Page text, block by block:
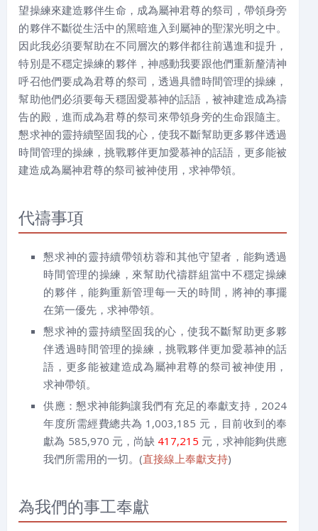
望操練來建造夥伴生命，成為屬神君尊的祭司，帶領身旁
的夥伴不斷從生活中的黑暗進入到屬神的聖潔光明之中。
因此我必須要幫助在不同層次的夥伴都往前邁進和提升，
特別是不穩定操練的夥伴，神感動我要跟他們重新釐清神
呼召他們要成為君尊的祭司，透過具體時間管理的操練，
幫助他們必須要每天穩固愛慕神的話語，被神建造成為禱
告的殿，進而成為君尊的祭司來帶領身旁的生命跟隨主。
懇求神的靈持續堅固我的心，使我不斷幫助更多夥伴透過
時間管理的操練，挑戰夥伴更加愛慕神的話語，更多能被
建造成為屬神君尊的祭司被神使用，求神帶領。
代禱事項
懇求神的靈持續帶領枋蓉和其他守望者，能夠透過
時間管理的操練，來幫助代禱群組當中不穩定操練
的夥伴，能夠重新管理每一天的時間，將神的事擺
在第一優先，求神帶領。
懇求神的靈持續堅固我的心，使我不斷幫助更多夥
伴透過時間管理的操練，挑戰夥伴更加愛慕神的話
語，更多能被建造成為屬神君尊的祭司被神使用，
求神帶領。
供應：懇求神能夠讓我們有充足的奉獻支持，2024
年度所需經費總共為 1,003,185 元，目前收到的奉
獻為 585,970 元，尚缺417,215 元，求神能夠供應
我們所需用的一切。(直接線上奉獻支持)
為我們的事工奉獻